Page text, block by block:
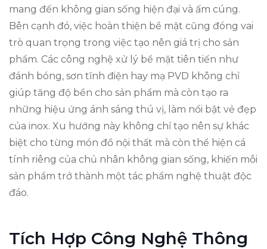
mang đến không gian sống hiện đại và ấm cúng.
Bên cạnh đó, việc hoàn thiện bề mặt cũng đóng vai
trò quan trọng trong việc tạo nên giá trị cho sản
phẩm. Các công nghệ xử lý bề mặt tiên tiến như
đánh bóng, sơn tĩnh điện hay mạ PVD không chỉ
giúp tăng độ bền cho sản phẩm mà còn tạo ra
những hiệu ứng ánh sáng thú vị, làm nổi bật vẻ đẹp
của inox. Xu hướng này không chỉ tạo nên sự khác
biệt cho từng món đồ nội thất mà còn thể hiện cá
tính riêng của chủ nhân không gian sống, khiến mỗi
sản phẩm trở thành một tác phẩm nghệ thuật độc
đáo.
Tích Hợp Công Nghệ Thông